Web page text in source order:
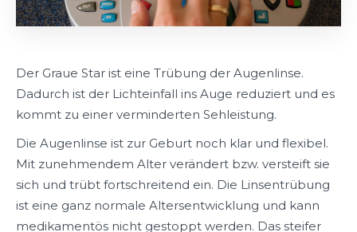
Der Graue Star ist eine Trübung der Augenlinse.
Dadurch ist der Lichteinfall ins Auge reduziert und es
kommt zu einer verminderten Sehleistung.
Die Augenlinse ist zur Geburt noch klar und flexibel.
Mit zunehmendem Alter verändert bzw. versteift sie
sich und trübt fortschreitend ein. Die Linsentrübung
ist eine ganz normale Altersentwicklung und kann
medikamentös nicht gestoppt werden. Das steifer